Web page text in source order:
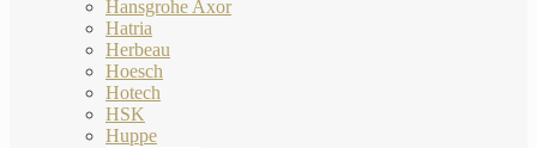
Hansgrohe Axor
Hatria
Herbeau
Hoesch
Hotech
HSK
Huppe